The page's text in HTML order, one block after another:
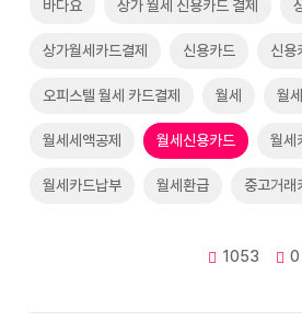
바다요 상가 월세 신용카드 결제
상가월세카드결제 신용카드 신용
오피스텔 월세 카드결제 월세 월
월세세액공제 월세신용카드 월세
월세카드납부 월세환급 중고거래
1053 0